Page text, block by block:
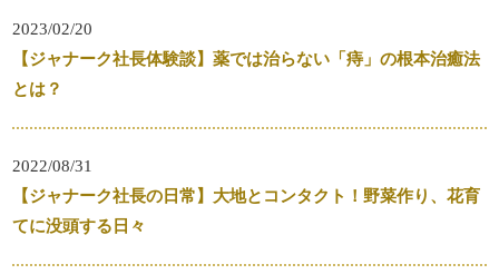
2023/02/20
【ジャナーク社長体験談】薬では治らない「痔」の根本治癒法
とは？
2022/08/31
【ジャナーク社長の日常】大地とコンタクト！野菜作り、花育
てに没頭する日々